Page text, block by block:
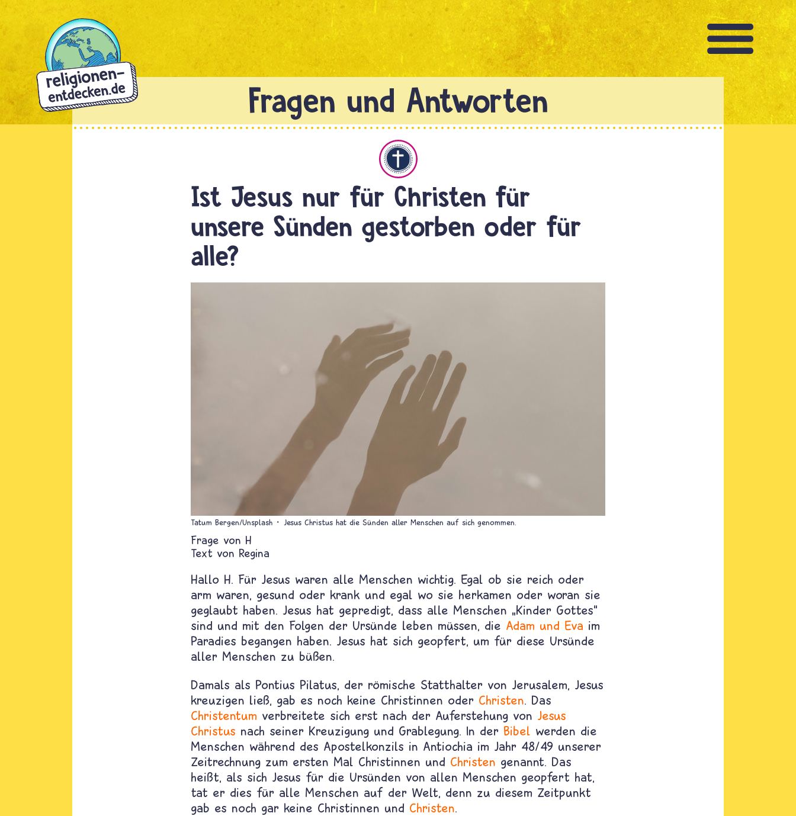
Direkt
Ist Jesus nur für Christen für
unsere Sünden gestorben oder für
alle?
Tatum Bergen/Unsplash Jesus Christus hat die Sünden aller Menschen auf sich genommen.
H
Text von Regina
Hallo H. Für Jesus waren alle Menschen wichtig. Egal ob sie reich oder
arm waren, gesund oder krank und egal wo sie herkamen oder woran sie
geglaubt haben. Jesus hat gepredigt, dass alle Menschen „Kinder Gottes“
sind und mit den Folgen der Ursünde leben müssen, die Adam und Eva im
Paradies begangen haben. Jesus hat sich geopfert, um für diese Ursünde
aller Menschen zu büßen.
Damals als Pontius Pilatus, der römische Statthalter von Jerusalem, Jesus
kreuzigen ließ, gab es noch keine Christinnen oder Christen. Das
Christentum verbreitete sich erst nach der Auferstehung von Jesus
Christus nach seiner Kreuzigung und Grablegung. In der Bibel werden die
Menschen während des Apostelkonzils in Antiochia im Jahr 48/49 unserer
Zeitrechnung zum ersten Mal Christinnen und Christen genannt. Das
heißt, als sich Jesus für die Ursünden von allen Menschen geopfert hat,
tat er dies für alle Menschen auf der Welt, denn zu diesem Zeitpunkt
gab es noch gar keine Christinnen und Christen.